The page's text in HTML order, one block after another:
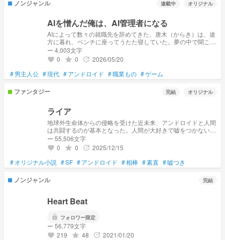
ノンジャンル 連載中 オリジナル
AIを憎んだ俺は、AI管理者になる
AIによって数々の就職先を辞めてきた、唐木（からき）は、途
方に暮れ、ベンチに座ってうたた寝していた。夢の中で聞こえ
た声に導かれ、唐木はAIから人々を監視する、AI管理者とな
る。
ー 4,003文字
favorite 0 grade 0 update 2026/05/20
#男主人公 #現代 #アンドロイド #職業もの #ゲーム
ファンタジー 完結 オリジナル
ライア
地球外生命体からの侵略を受けた近未来、アンドロイドと人間
は共闘するのが基本となった。人間が大好きで嘘をつかないア
ンドロイド、アレーティアとアンドロイド嫌いで嘘つきのライ
アは軍事制度により強制的にパートナーになってしまう。正反
対な二人の変化を星々と、彼らが見守る
ー 55,506文字
favorite 0 grade 0 update 2025/12/15
#オリジナル小説 #SF #アンドロイド #相棒 #素直 #嘘つき
ノンジャンル 完結
Heart Beat
lock フォロワー限定
ー 56,779文字
favorite 219 grade 48 update 2021/01/20